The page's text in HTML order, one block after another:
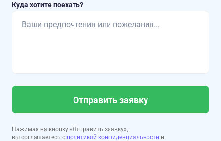
Куда хотите поехать?
Отправить заявку
Нажимая на кнопку «Отправить заявку»,
вы соглашаетесь с политикой конфиденциальности и